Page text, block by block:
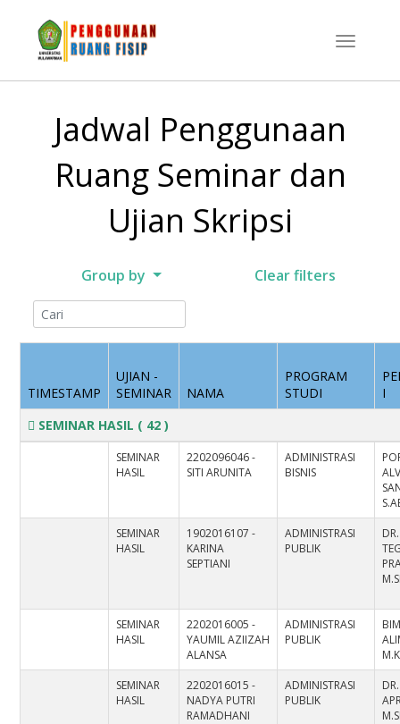
Jadwal Penggunaan
Ruang Seminar dan
Ujian Skripsi
Group by Clear filters
TIMESTAMP
UJIAN -
SEMINAR
NAMA
PROGRAM
STUDI
I
SEMINAR HASIL ( 42 )
SEMINAR
HASIL
2202096046 -
SITI ARUNITA
ADMINISTRASI
BISNIS
SEMINAR
HASIL
1902016107 -
KARINA
SEPTIANI
ADMINISTRASI
PUBLIK
SEMINAR
HASIL
2202016005 -
YAUMIL AZIIZAH
ALANSA
ADMINISTRASI
PUBLIK
SEMINAR
HASIL
2202016015 -
NADYA PUTRI
RAMADHANI
ADMINISTRASI
PUBLIK